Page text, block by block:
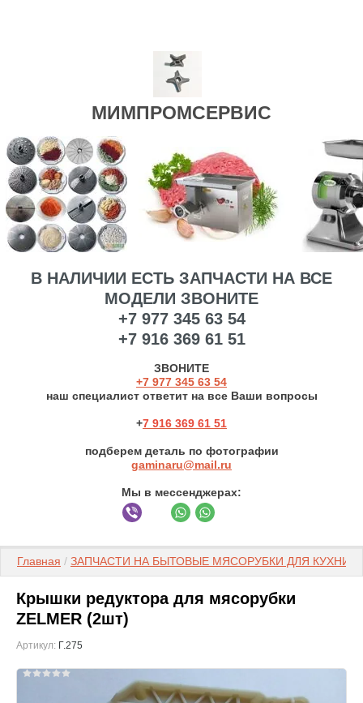
МИМПРОМСЕРВИС
В НАЛИЧИИ ЕСТЬ ЗАПЧАСТИ НА ВСЕ
МОДЕЛИ ЗВОНИТЕ
+7 977 345 63 54
+7 916 369 61 51
ЗВОНИТЕ
+7 977 345 63 54
наш специалист ответит на все Ваши вопросы
+7 916 369 61 51
подберем деталь по фотографии
gaminaru@mail.ru
Мы в мессенджерах:
Главная / ЗАПЧАСТИ НА БЫТОВЫЕ МЯСОРУБКИ ДЛЯ КУХНИ
Крышки редуктора для мясорубки
ZELMER (2шт)
Артикул: Г.275